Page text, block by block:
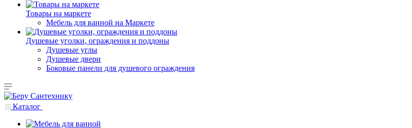
Товары на маркете
Мебель для ванной на Маркете
Душевые уголки, ограждения и поддоны
Душевые углы
Душевые двери
Боковые панели для душевого ограждения
Каталог